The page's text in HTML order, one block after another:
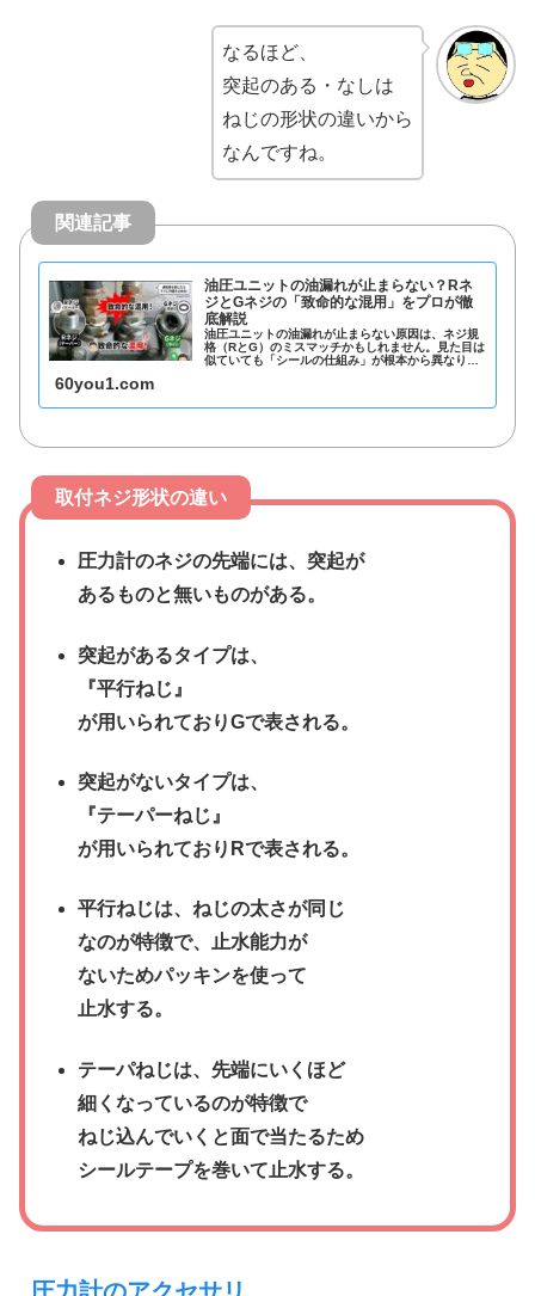
なるほど、
突起のある・なしは
ねじの形状の違いから
なんですね。
関連記事
油圧ユニットの油漏れが止まらない？Rネ
ジとGネジの「致命的な混用」をプロが徹
底解説
油圧ユニットの油漏れが止まらない原因は、ネジ規
格（RとG）のミスマッチかもしれません。見た目は
似ていても「シールの仕組み」が根本から異なりま
ます。
60you1.com
取付ネジ形状の違い
圧力計のネジの先端には、突起が
あるものと無いものがある。
突起があるタイプは、
『平行ねじ』
が用いられておりGで表される。
突起がないタイプは、
『テーパーねじ』
が用いられておりRで表される。
平行ねじは、ねじの太さが同じ
なのが特徴で、止水能力が
ないためパッキンを使って
止水する。
テーパねじは、先端にいくほど
細くなっているのが特徴で
ねじ込んでいくと面で当たるため
シールテープを巻いて止水する。